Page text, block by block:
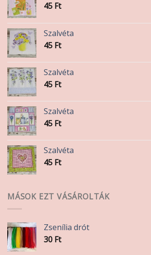
45 Ft
Szalvéta
45 Ft
Szalvéta
45 Ft
Szalvéta
45 Ft
Szalvéta
45 Ft
MÁSOK EZT VÁSÁROLTÁK
Zsenília drót
30 Ft